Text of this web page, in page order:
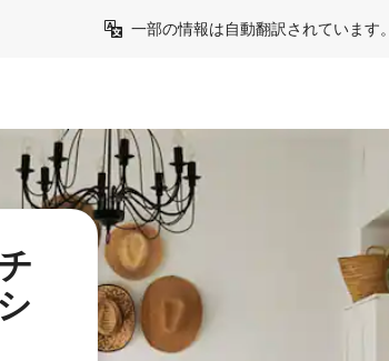
一部の情報は自動翻訳されています。